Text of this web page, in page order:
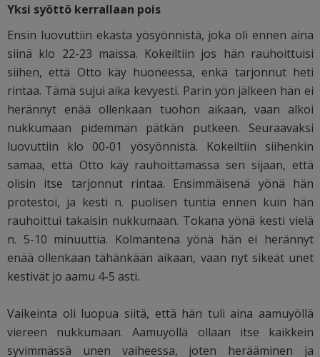
Yksi syöttö kerrallaan pois
Ensin luovuttiin ekasta yösyönnistä, joka oli ennen aina
siinä klo 22-23 maissa. Kokeiltiin jos hän rauhoittuisi
siihen, että Otto käy huoneessa, enkä tarjonnut heti
rintaa. Tämä sujui aika kevyesti. Parin yön jälkeen hän ei
herännyt enää ollenkaan tuohon aikaan, vaan alkoi
nukkumaan pidemmän pätkän putkeen. Seuraavaksi
luovuttiin klo 00-01 yösyönnistä. Kokeiltiin siihenkin
samaa, että Otto käy rauhoittamassa sen sijaan, että
olisin itse tarjonnut rintaa. Ensimmäisenä yönä hän
protestoi, ja kesti n. puolisen tuntia ennen kuin hän
rauhoittui takaisin nukkumaan. Tokana yönä kesti vielä
n. 5-10 minuuttia. Kolmantena yönä hän ei herännyt
enää ollenkaan tähänkään aikaan, vaan nyt sikeät unet
kestivät jo aamu 4-5 asti.
Vaikeinta oli luopua siitä, että hän tuli aina aamuyöllä
viereen nukkumaan. Aamuyöllä ollaan itse kaikkein
syvimmässä unen vaiheessa, joten herääminen ja